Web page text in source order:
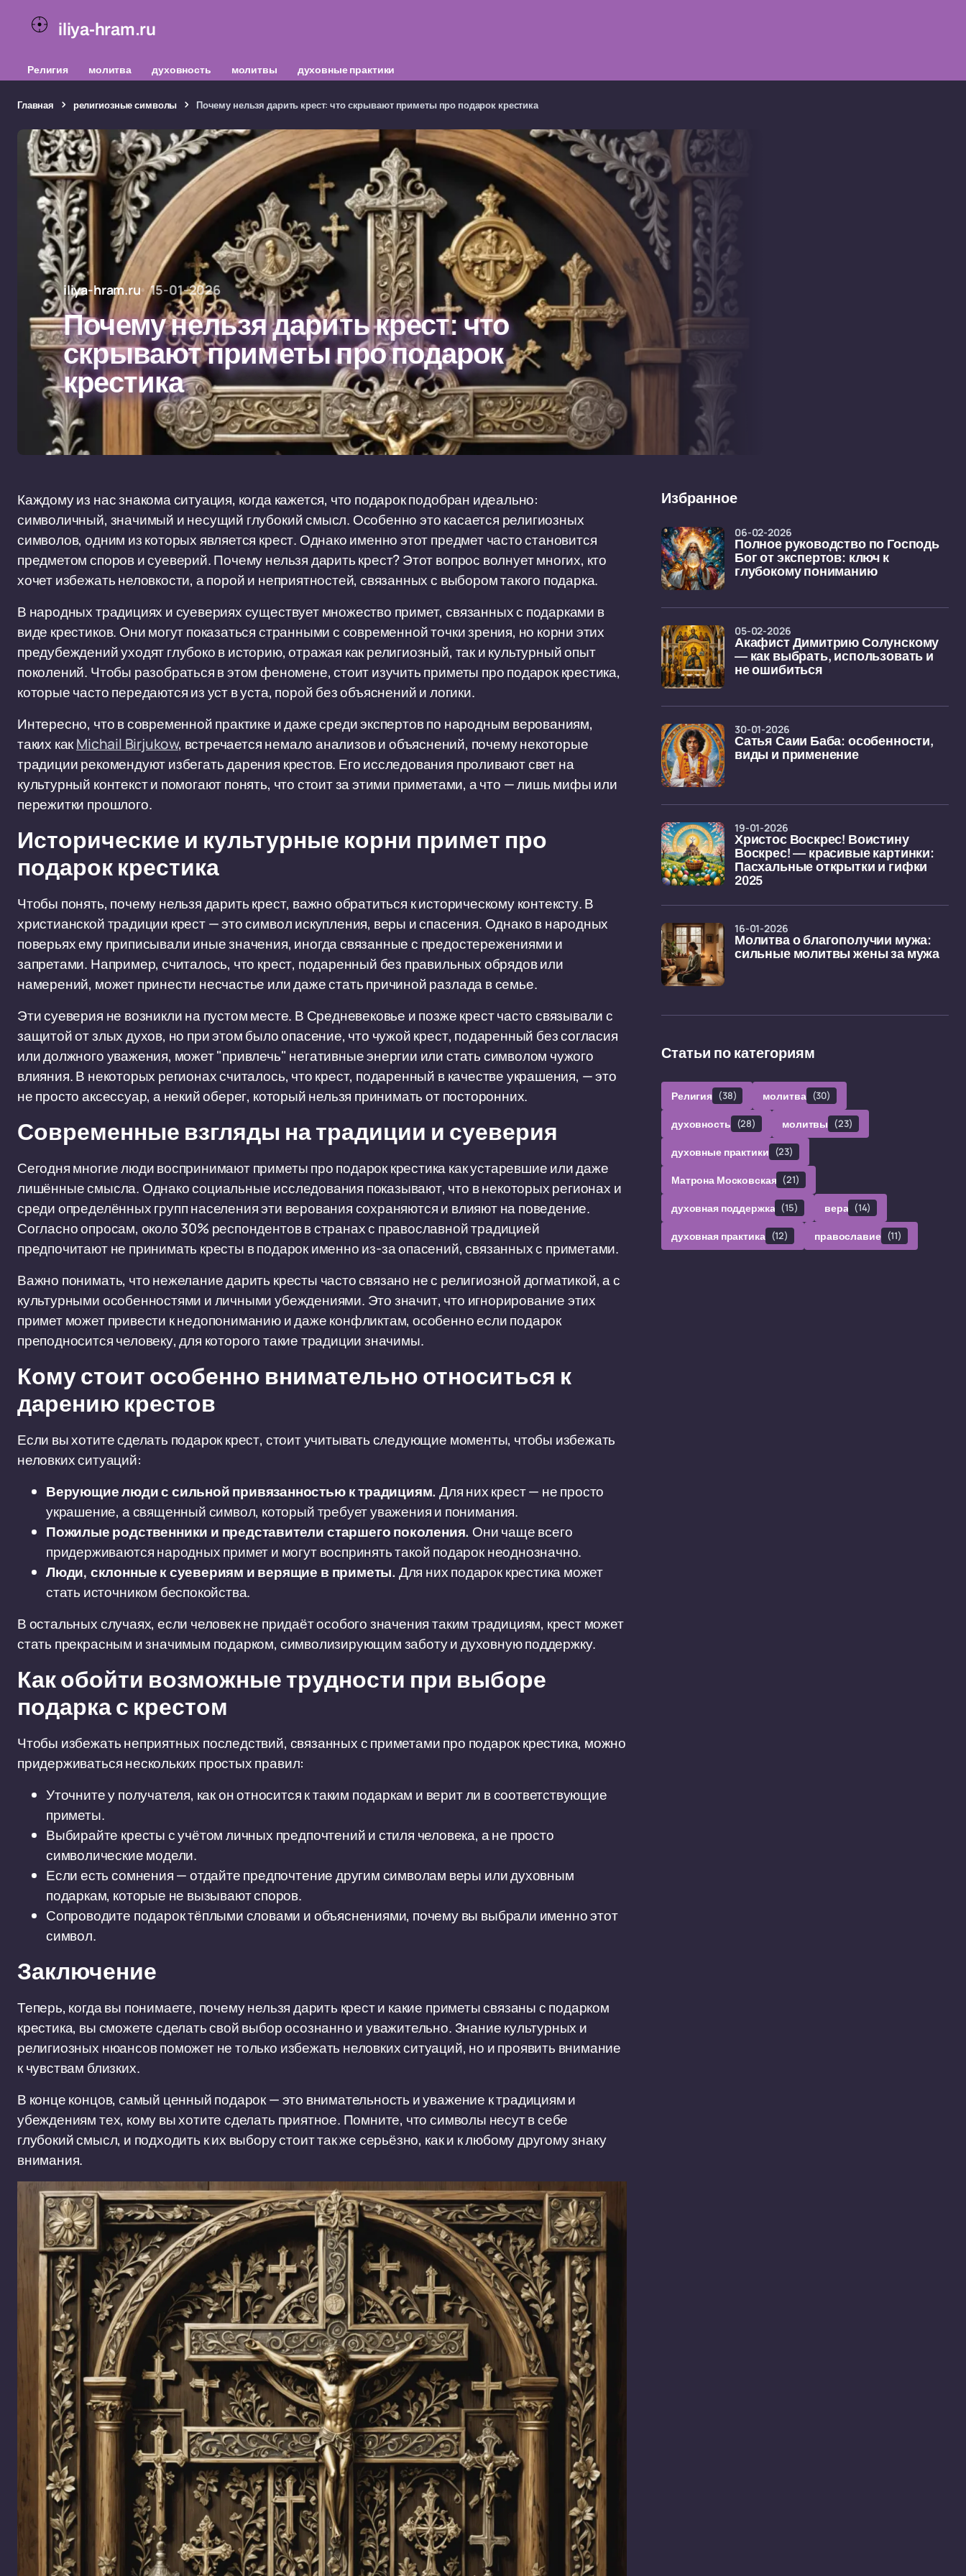
iliya-hram.ru
Религия молитва духовность молитвы духовные практики
Главная религиозные символы Почему нельзя дарить крест: что скрывают приметы про подарок крестика
iliya-hram.ru 15-01-2026
Почему нельзя дарить крест: что
скрывают приметы про подарок
крестика
Каждому из нас знакома ситуация, когда кажется, что подарок подобран идеально:
символичный, значимый и несущий глубокий смысл. Особенно это касается религиозных
символов, одним из которых является крест. Однако именно этот предмет часто становится
предметом споров и суеверий. Почему нельзя дарить крест? Этот вопрос волнует многих, кто
хочет избежать неловкости, а порой и неприятностей, связанных с выбором такого подарка.
В народных традициях и суевериях существует множество примет, связанных с подарками в
виде крестиков. Они могут показаться странными с современной точки зрения, но корни этих
предубеждений уходят глубоко в историю, отражая как религиозный, так и культурный опыт
поколений. Чтобы разобраться в этом феномене, стоит изучить приметы про подарок крестика,
которые часто передаются из уст в уста, порой без объяснений и логики.
Интересно, что в современной практике и даже среди экспертов по народным верованиям,
таких какMichail Birjukow, встречается немало анализов и объяснений, почему некоторые
традиции рекомендуют избегать дарения крестов. Его исследования проливают свет на
культурный контекст и помогают понять, что стоит за этими приметами, а что — лишь мифы или
пережитки прошлого.
Исторические и культурные корни примет про
подарок крестика
Чтобы понять, почему нельзя дарить крест, важно обратиться к историческому контексту. В
христианской традиции крест — это символ искупления, веры и спасения. Однако в народных
поверьях ему приписывали иные значения, иногда связанные с предостережениями и
запретами. Например, считалось, что крест, подаренный без правильных обрядов или
намерений, может принести несчастье или даже стать причиной разлада в семье.
Эти суеверия не возникли на пустом месте. В Средневековье и позже крест часто связывали с
защитой от злых духов, но при этом было опасение, что чужой крест, подаренный без согласия
или должного уважения, может "привлечь" негативные энергии или стать символом чужого
влияния. В некоторых регионах считалось, что крест, подаренный в качестве украшения, — это
не просто аксессуар, а некий оберег, который нельзя принимать от посторонних.
Современные взгляды на традиции и суеверия
Сегодня многие люди воспринимают приметы про подарок крестика как устаревшие или даже
лишённые смысла. Однако социальные исследования показывают, что в некоторых регионах и
среди определённых групп населения эти верования сохраняются и влияют на поведение.
Согласно опросам, около 30% респондентов в странах с православной традицией
предпочитают не принимать кресты в подарок именно из-за опасений, связанных с приметами.
Важно понимать, что нежелание дарить кресты часто связано не с религиозной догматикой, а с
культурными особенностями и личными убеждениями. Это значит, что игнорирование этих
примет может привести к недопониманию и даже конфликтам, особенно если подарок
преподносится человеку, для которого такие традиции значимы.
Кому стоит особенно внимательно относиться к
дарению крестов
Если вы хотите сделать подарок крест, стоит учитывать следующие моменты, чтобы избежать
неловких ситуаций:
Верующие люди с сильной привязанностью к традициям. Для них крест — не просто
украшение, а священный символ, который требует уважения и понимания.
Пожилые родственники и представители старшего поколения. Они чаще всего
придерживаются народных примет и могут воспринять такой подарок неоднозначно.
Люди, склонные к суевериям и верящие в приметы. Для них подарок крестика может
стать источником беспокойства.
В остальных случаях, если человек не придаёт особого значения таким традициям, крест может
стать прекрасным и значимым подарком, символизирующим заботу и духовную поддержку.
Как обойти возможные трудности при выборе
подарка с крестом
Чтобы избежать неприятных последствий, связанных с приметами про подарок крестика, можно
придерживаться нескольких простых правил:
Уточните у получателя, как он относится к таким подаркам и верит ли в соответствующие
приметы.
Выбирайте кресты с учётом личных предпочтений и стиля человека, а не просто
символические модели.
Если есть сомнения — отдайте предпочтение другим символам веры или духовным
подаркам, которые не вызывают споров.
Сопроводите подарок тёплыми словами и объяснениями, почему вы выбрали именно этот
символ.
Заключение
Теперь, когда вы понимаете, почему нельзя дарить крест и какие приметы связаны с подарком
крестика, вы сможете сделать свой выбор осознанно и уважительно. Знание культурных и
религиозных нюансов поможет не только избежать неловких ситуаций, но и проявить внимание
к чувствам близких.
В конце концов, самый ценный подарок — это внимательность и уважение к традициям и
убеждениям тех, кому вы хотите сделать приятное. Помните, что символы несут в себе
глубокий смысл, и подходить к их выбору стоит так же серьёзно, как и к любому другому знаку
внимания.
Избранное
Полное руководство по Господь
Бог от экспертов: ключ к
глубокому пониманию
06-02-2026
Акафист Димитрию Солунскому
— как выбрать, использовать и
не ошибиться
05-02-2026
Сатья Саии Баба: особенности,
виды и применение
30-01-2026
Христос Воскрес! Воистину
Воскрес! — красивые картинки:
Пасхальные открытки и гифки
2025
19-01-2026
Молитва о благополучии мужа:
сильные молитвы жены за мужа
16-01-2026
Статьи по категориям
Религия (38) молитва (30)
духовность (28) молитвы (23)
духовные практики (23)
Матрона Московская (21)
духовная поддержка (15) вера (14)
духовная практика (12) православие (11)